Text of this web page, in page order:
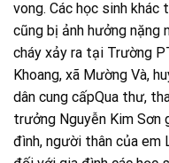
vong. Các học sinh
cũng bị ảnh hưởng nặng
cháy xảy ra tại Trường
Khoang, xã Mường Và,
dân cung cấpQua thư,
trưởng Nguyễn Kim Sơn
đình, người thân của em